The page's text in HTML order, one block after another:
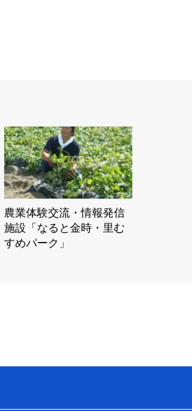
農業体験交流・情報発信
施設「なると金時・里む
すめパーク」